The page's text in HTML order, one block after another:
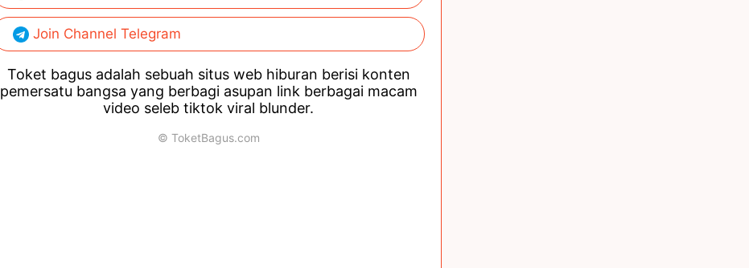
Join Channel Telegram
Toket bagus adalah sebuah situs web hiburan berisi konten
pemersatu bangsa yang berbagi asupan link berbagai macam
video seleb tiktok viral blunder.
© ToketBagus.com